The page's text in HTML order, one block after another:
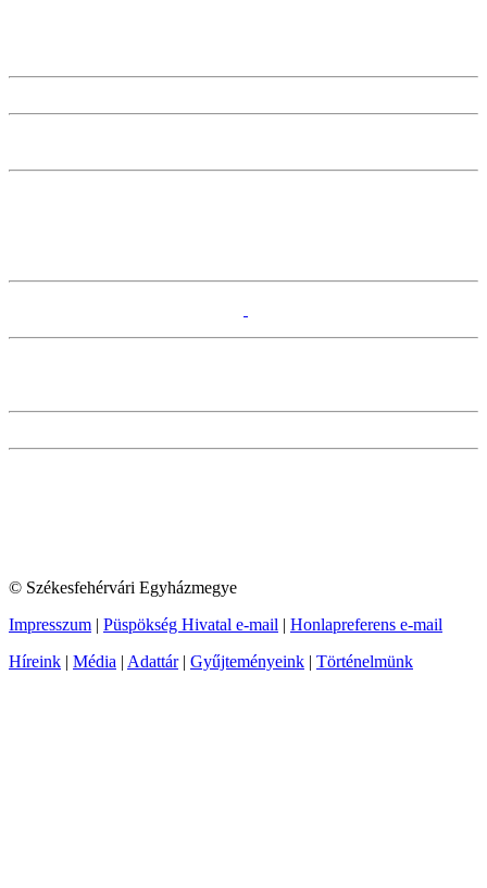
© Székesfehérvári Egyházmegye
Impresszum | Püspökség Hivatal e-mail | Honlapreferens e-mail
Híreink | Média | Adattár| Gyűjteményeink | Történelmünk